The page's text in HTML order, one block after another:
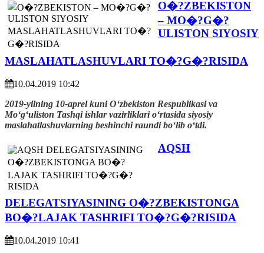
O�?ZBEKISTON
– MO�?G�?
ULISTON SIYOSIY
MASLAHATLASHUVLARI TO�?G�?RISIDA
10.04.2019 10:42
2019-yilning 10-aprel kuni O‘zbekiston Respublikasi va
Mo‘g‘uliston Tashqi ishlar vazirliklari o‘rtasida siyosiy
maslahatlashuvlarning beshinchi raundi bo‘lib o‘tdi.
AQSH
DELEGATSIYASINING O�?ZBEKISTONGA
BO�?LAJAK TASHRIFI TO�?G�?RISIDA
10.04.2019 10:41